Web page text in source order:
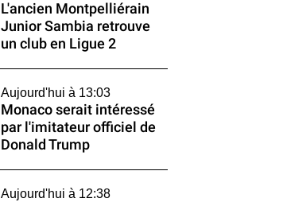
L'ancien Montpelliérain
Junior Sambia retrouve
un club en Ligue 2
Aujourd'hui à 13:03
Monaco serait intéressé
par l'imitateur officiel de
Donald Trump
Aujourd'hui à 12:38